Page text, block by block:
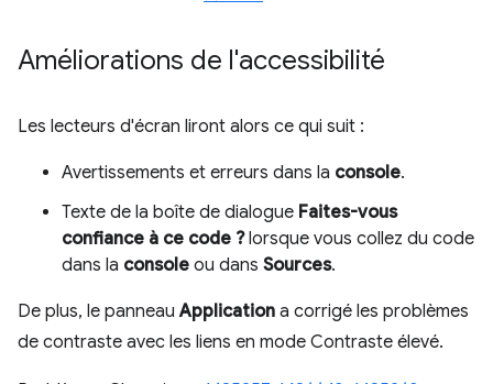
Améliorations de l'accessibilité
Les lecteurs d'écran liront alors ce qui suit :
Avertissements et erreurs dans la console.
Texte de la boîte de dialogue Faites-vous
confiance à ce code ?lorsque vous collez du code
dans la console ou dans Sources.
De plus, le panneauApplication a corrigé les problèmes
de contraste avec les liens en mode Contraste élevé.